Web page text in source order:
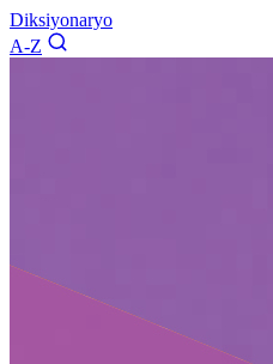
Diksiyonaryo
A-Z